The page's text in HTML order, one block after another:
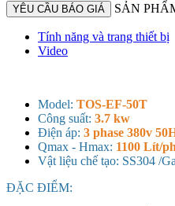
YÊU CẦU BÁO GIÁ SẢN
Tính năng và trang thiết bị
Video
Model: TOS-EF-50T
Công suất: 3.7 kw
Điện áp: 3 phase 380v
Qmax - Hmax: 1100 Lít/
Vật liệu chế tạo: SS304 /
ĐẶC ĐIỂM: